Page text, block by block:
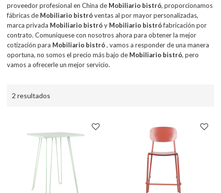
proveedor profesional en China de Mobiliario bistró, proporcionamos
fábricas de Mobiliario bistróventas al por mayor personalizadas,
marca privada Mobiliario bistróy Mobiliario bistrófabricación por
contrato. Comuníquese con nosotros ahora para obtener la mejor
cotización para Mobiliario bistró, vamos a responder de una manera
oportuna, no somos el precio más bajo de Mobiliario bistró, pero
vamos a ofrecerle un mejor servicio.
2 resultados